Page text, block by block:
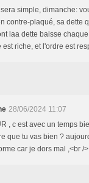
simple, dimanche:
contre-plaqué, sa dette
laa dette baisse
est riche, et l'ordre est
28/06/2024 11:07
, c est avec un temps
que tu vas bien ?
car je dors mal ,<br